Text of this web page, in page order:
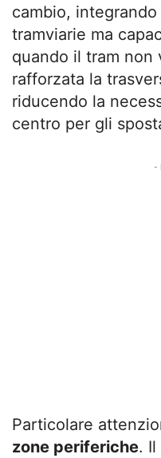
cambio,
tramviarie ma
quando il tram non
rafforzata la
riducendo la
centro per gli
-
Particolare
zone periferiche. Il